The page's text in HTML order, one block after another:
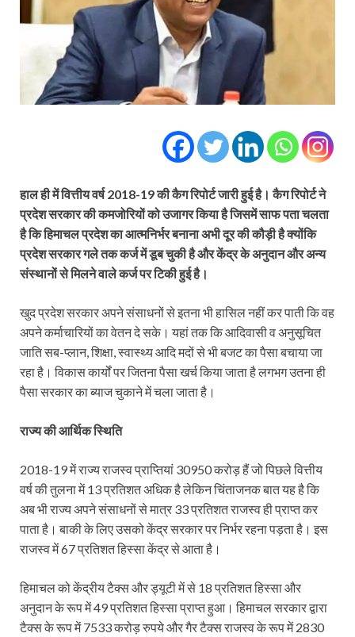
हाल ही में वित्तीय वर्ष 2018-19 की कैग रिपोर्ट जारी हुई है। कैग रिपोर्ट ने
प्रदेश सरकार की कमजोरियों को उजागर किया है जिसमें साफ पता चलता
है कि हिमाचल प्रदेश का आत्मनिर्भर बनाना अभी दूर की कौड़ी है क्योंकि
प्रदेश सरकार गले तक कर्ज में डूब चुकी है और केंद्र के अनुदान और अन्य
संस्थानों से मिलने वाले कर्ज पर टिकी हुई है।
खुद प्रदेश सरकार अपने संसाधनों से इतना भी हासिल नहीं कर पाती कि वह
अपने कर्माचारियों का वेतन दे सके। यहां तक कि आदिवासी व अनुसूचित
जाति सब-प्लान, शिक्षा, स्वास्थ्य आदि मदों से भी बजट का पैसा बचाया जा
रहा है। विकास कार्यों पर जितना पैसा खर्च किया जाता है लगभग उतना ही
पैसा सरकार का ब्याज चुकाने में चला जाता है।
राज्य की आर्थिक स्थिति
2018-19 में राज्य राजस्व प्राप्तियां 30950 करोड़ हैं जो पिछले वित्तीय
वर्ष की तुलना में 13 प्रतिशत अधिक है लेकिन चिंताजनक बात यह है कि
अब भी राज्य अपने संसाधनों से मात्र 33 प्रतिशत राजस्व ही प्राप्त कर
पाता है। बाकी के लिए उसको केंद्र सरकार पर निर्भर रहना पड़ता है। इस
राजस्व में 67 प्रतिशत हिस्सा केंद्र से आता है।
हिमाचल को केंद्रीय टैक्स और ड्यूटी में से 18 प्रतिशत हिस्सा और
अनुदान के रूप में 49 प्रतिशत हिस्सा प्राप्त हुआ। हिमाचल सरकार द्वारा
टैक्स के रूप में 7533 करोड़ रुपये और गैर टैक्स राजस्व के रूप में 2830